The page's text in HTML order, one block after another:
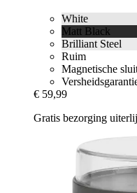
White
Matt Black
Brilliant Steel
Ruim
Magnetische
€ 59,99
Gratis bezorging